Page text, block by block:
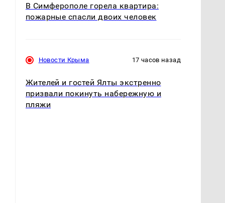
В Симферополе горела квартира:
пожарные спасли двоих человек
Новости Крыма 17 часов назад
Жителей и гостей Ялты экстренно
призвали покинуть набережную и
пляжи